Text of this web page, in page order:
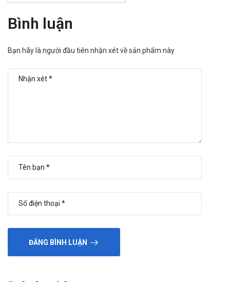
Bình luận
Bạn hãy là người đầu tiên nhận xét về sản phẩm này
ĐĂNG BÌNH LUẬN